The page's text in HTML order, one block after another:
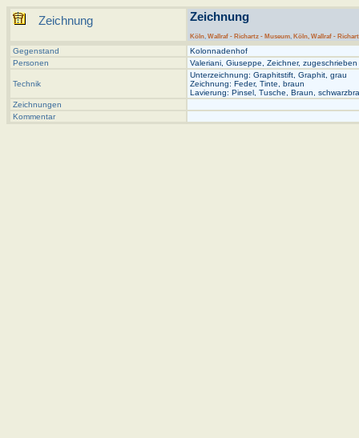
Zeichnung Zeichnung
Köln, Wallraf - Richartz - Museum, Köln, Wallraf -
Gegenstand
Kolonnadenhof
Personen
Valeriani, Giuseppe, Zeichner, zugeschrieben
Technik
Unterzeichnung: Graphitstift, Graphit, grau
Zeichnung: Feder, Tinte, braun
Lavierung: Pinsel, Tusche, Braun,
Zeichnungen
Kommentar